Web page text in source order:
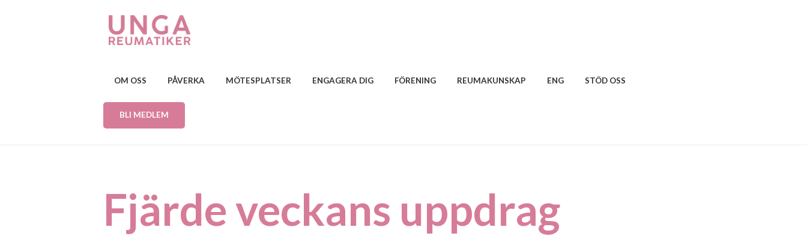
OM OSS PÅVERKA MÖTESPLATSER ENGAGERA DIG FÖRENING REUMAKUNSKAP ENG STÖD OSS
BLI MEDLEM
Fjärde veckans uppdrag